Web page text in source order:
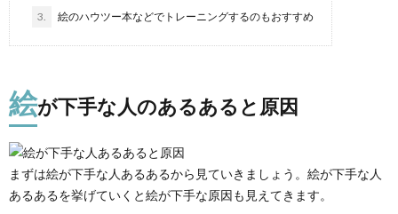
3. 絵のハウツー本などでトレーニングするのもおすすめ
絵が下手な人のあるあると原因
まずは絵が下手な人あるあるから見ていきましょう。絵が下手な人
あるあるを挙げていくと絵が下手な原因も見えてきます。